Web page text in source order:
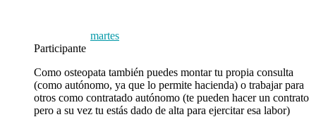
martes
Participante
Como osteopata también puedes montar tu propia consulta
(como autónomo, ya que lo permite hacienda) o trabajar para
otros como contratado autónomo (te pueden hacer un contrato
pero a su vez tu estás dado de alta para ejercitar esa labor)